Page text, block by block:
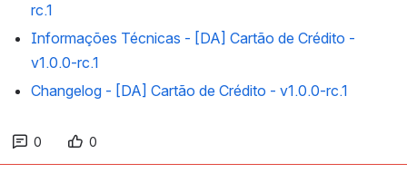
rc.1
Informações Técnicas - [DA] Cartão de Crédito -
v1.0.0-rc.1
Changelog - [DA] Cartão de Crédito - v1.0.0-rc.1
0 0